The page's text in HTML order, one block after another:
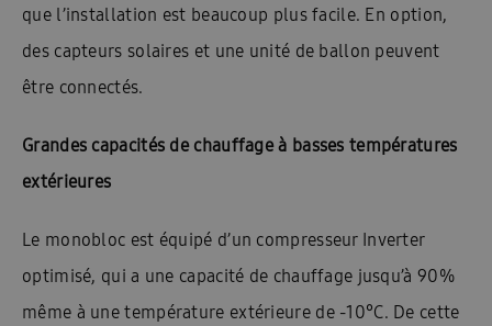
que l’installation est beaucoup plus facile. En option,
des capteurs solaires et une unité de ballon peuvent
être connectés.
Grandes capacités de chauffage à basses températures
extérieures
Le monobloc est équipé d’un compresseur Inverter
optimisé, qui a une capacité de chauffage jusqu’à 90%
même à une température extérieure de -10°C. De cette